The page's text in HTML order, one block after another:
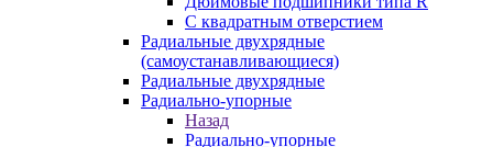
С квадратным отверстием
Радиальные двухрядные
(самоустанавливающиеся)
Радиальные двухрядные
Радиально-упорные
Назад
Радиально-упорные